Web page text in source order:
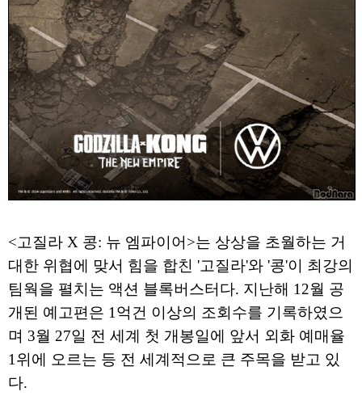
<고질라 X 콩: 뉴 엠파이어>는 상상을 초월하는 거
대한 위협에 맞서 힘을 합친 '고질라'와 '콩'이 최강의
팀웍을 펼치는 액션 블록버스터다. 지난해 12월 공
개된 예고편은 1억건 이상의 조회수를 기록하였으
며 3월 27일 전 세계 첫 개봉일에 앞서 외화 예매율
1위에 오르는 등 전 세계적으로 큰 주목을 받고 있
다.